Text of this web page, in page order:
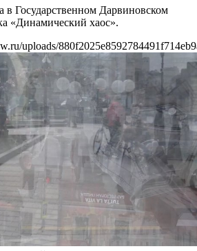
в Государственном Дарвиновском
«Динамический хаос».
uploads/